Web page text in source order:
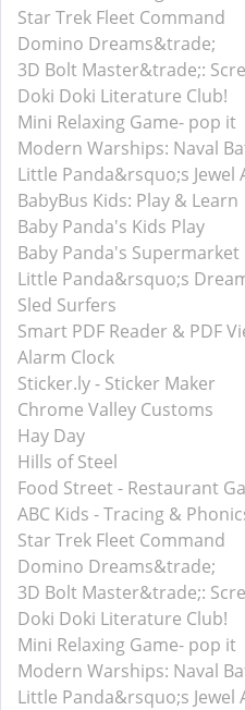
Star Trek Fleet Command
Domino Dreams&trade;
3D Bolt Master&trade;:
Doki Doki Literature Club!
Mini Relaxing Game- pop it
Modern Warships: Naval
Little Panda&rsquo;s Jewel
BabyBus Kids: Play & Learn
Baby Panda's Kids Play
Baby Panda's Supermarket
Little Panda&rsquo;s
Sled Surfers
Smart PDF Reader & PDF
Alarm Clock
Sticker.ly - Sticker Maker
Chrome Valley Customs
Hay Day
Hills of Steel
Food Street - Restaurant
ABC Kids - Tracing &
Star Trek Fleet Command
Domino Dreams&trade;
3D Bolt Master&trade;:
Doki Doki Literature Club!
Mini Relaxing Game- pop it
Modern Warships: Naval
Little Panda&rsquo;s Jewel